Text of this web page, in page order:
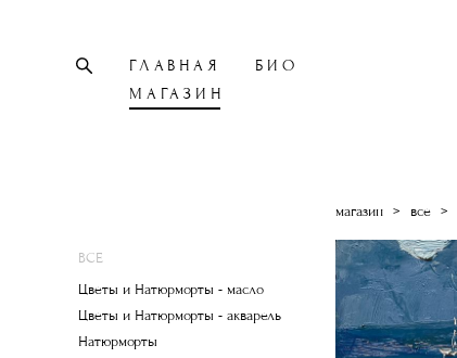
ГЛАВНАЯ
БИО
МАГАЗИН
ВСЕ
Цветы и Натюрморты - масло
Цветы и Натюрморты - акварель
Натюрморты
магазин > все >